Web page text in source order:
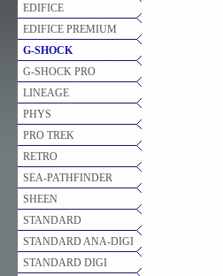
EDIFICE
EDIFICE PREMIUM
G-SHOCK
G-SHOCK PRO
LINEAGE
PHYS
PRO TREK
RETRO
SEA-PATHFINDER
SHEEN
STANDARD
STANDARD ANA-DIGI
STANDARD DIGI